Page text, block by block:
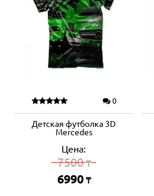
0
Детская футболка 3D
Mercedes
Цена:
7500₸
6990 ₸